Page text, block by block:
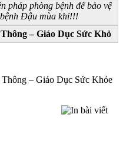
pháp phòng bệnh để bảo vệ
Đậu mùa khỉ!!!
Dục Sức Khỏ
– Giáo Dục Sức Khỏe